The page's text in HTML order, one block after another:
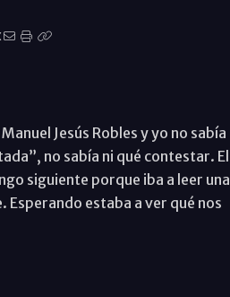
Jesús Robles y yo no sabía
no sabía ni qué contestar. El
siguiente porque iba a leer una
estaba a ver qué nos